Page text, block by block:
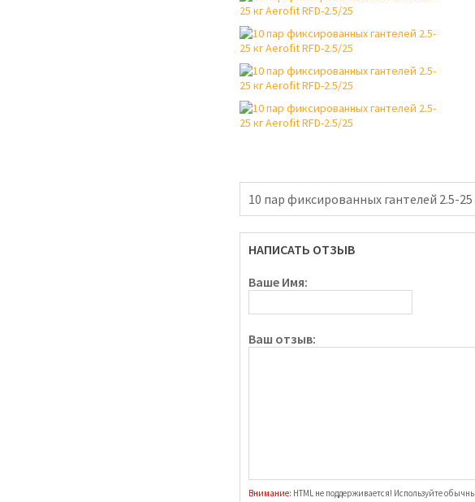
10 пар фиксированных гантелей 2.5-
НАПИСАТЬ ОТЗЫВ
Ваше Имя:
Ваш отзыв:
Внимание: HTML не поддерживается! Используйте